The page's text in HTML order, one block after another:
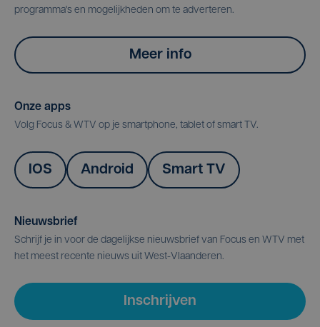
programma's en mogelijkheden om te adverteren.
Meer info
Onze apps
Volg Focus & WTV op je smartphone, tablet of smart TV.
IOS Android Smart TV
Nieuwsbrief
Schrijf je in voor de dagelijkse nieuwsbrief van Focus en WTV met
het meest recente nieuws uit West-Vlaanderen.
Inschrijven